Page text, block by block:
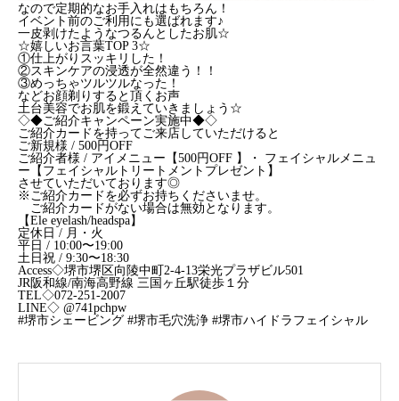
なので定期的なお手入れはもちろん！
イベント前のご利用にも選ばれます♪
一皮剥けたようなつるんとしたお肌☆
☆嬉しいお言葉TOP 3☆
①仕上がりスッキリした！
②スキンケアの浸透が全然違う！！
③めっちゃツルツルなった！
などお顔剃りすると頂くお声
土台美容でお肌を鍛えていきましょう☆
◇◆ご紹介キャンペーン実施中◆◇
ご紹介カードを持ってご来店していただけると
ご新規様 / 500円OFF
ご紹介者様 / アイメニュー【500円OFF 】・ フェイシャルメニュ
ー【フェイシャルトリートメントプレゼント】
させていただいております◎
※ご紹介カードを必ずお持ちくださいませ。
ご紹介カードがない場合は無効となります。
【Ele eyelash/headspa】
定休日 / 月・火
平日 / 10:00〜19:00
土日祝 / 9:30〜18:30
Access◇堺市堺区向陵中町2-4-13栄光プラザビル501
JR阪和線/南海高野線 三国ヶ丘駅徒歩１分
TEL◇072-251-2007
LINE◇ @741pchpw
#堺市シェービング #堺市毛穴洗浄 #堺市ハイドラフェイシャル